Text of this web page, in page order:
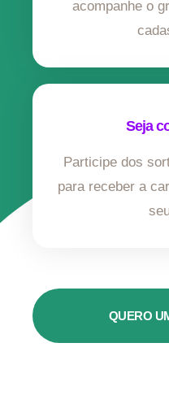
acompanhe o
Seja
Participe dos
para receber a
QUERO